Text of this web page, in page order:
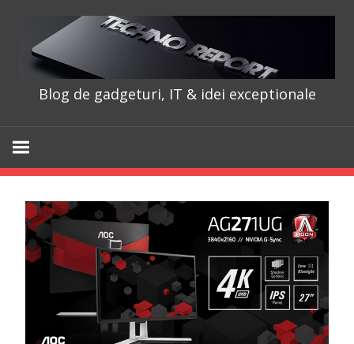
content
Blog de gadgeturi, IT & idei exceptionale